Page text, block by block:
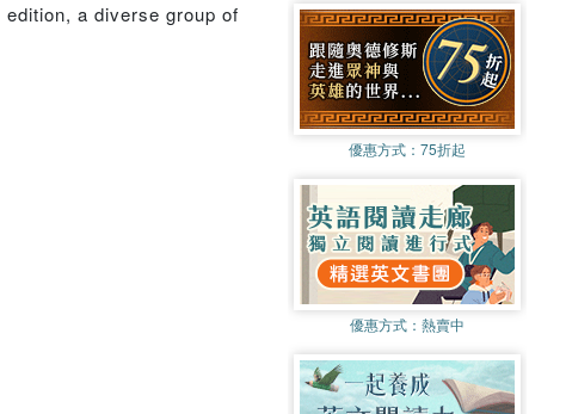
a diverse group of
優惠方式： 75折起
優惠方式： 熱賣中